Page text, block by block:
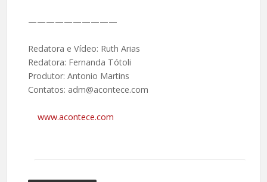
——————————
Redatora e Vídeo: Ruth Arias
Redatora: Fernanda Tótoli
Produtor: Antonio Martins
Contatos: adm@acontece.com
www.acontece.com